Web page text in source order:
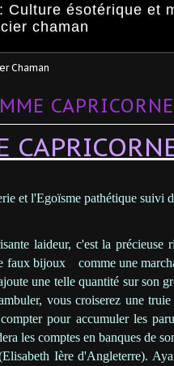
Culture ésotérique et
chaman
Chaman
CAPRICORNE
et l'Egoïsme pathétique suivi
laideur, c'est la précieuse
faux bijoux
comme une
une telle quantité sur son
vous croiserez une
pour accumuler les
les comptes en banques de
Ière d'Angleterre).